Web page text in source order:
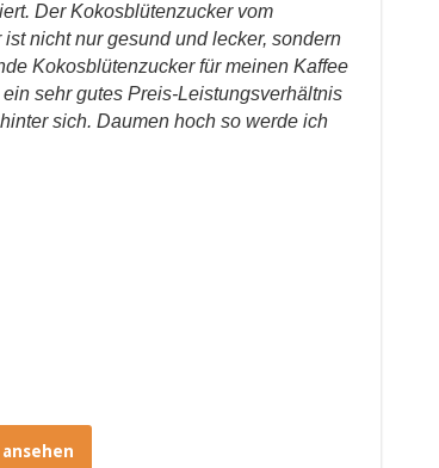
Der Kokosblütenzucker vom
nicht nur gesund und lecker, sondern
Kokosblütenzucker für meinen Kaffee
sehr gutes Preis-Leistungsverhältnis
sich. Daumen hoch so werde ich